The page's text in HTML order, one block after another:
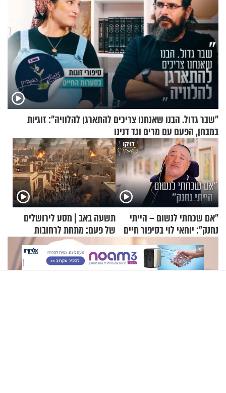
"שבר גדול. הבנו שאנחנו צריכים להתארגן להלוויה": זוגיות
במבחן, הפעם עם מרים וגד דנינו
"אם שכחתי לנשום – הייתי
נחנק": יוחאי לוי בסיפור חיים
מעורר השראה
תשעה באב | מסע לירושלים
של פעם: מתחת לרחובות
ירושלים
X